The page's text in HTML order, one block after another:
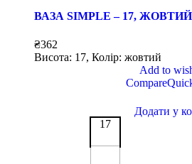
ВАЗА SIMPLE – 17, ЖОВТИЙ
₴362
Висота: 17, Колір: жовтий
Add to
Compare
Додати у
17